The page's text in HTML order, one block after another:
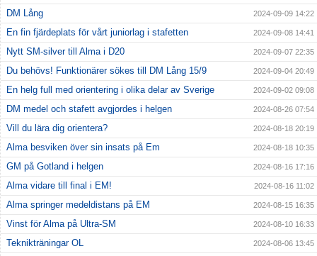
DM Lång 2024-09-09 14:22
En fin fjärdeplats för vårt juniorlag i stafetten 2024-09-08 14:41
Nytt SM-silver till Alma i D20 2024-09-07 22:35
Du behövs! Funktionärer sökes till DM Lång 15/9 2024-09-04 20:49
En helg full med orientering i olika delar av Sverige 2024-09-02 09:08
DM medel och stafett avgjordes i helgen 2024-08-26 07:54
Vill du lära dig orientera? 2024-08-18 20:19
Alma besviken över sin insats på Em 2024-08-18 10:35
GM på Gotland i helgen 2024-08-16 17:16
Alma vidare till final i EM! 2024-08-16 11:02
Alma springer medeldistans på EM 2024-08-15 16:35
Vinst för Alma på Ultra-SM 2024-08-10 16:33
Teknikträningar OL 2024-08-06 13:45